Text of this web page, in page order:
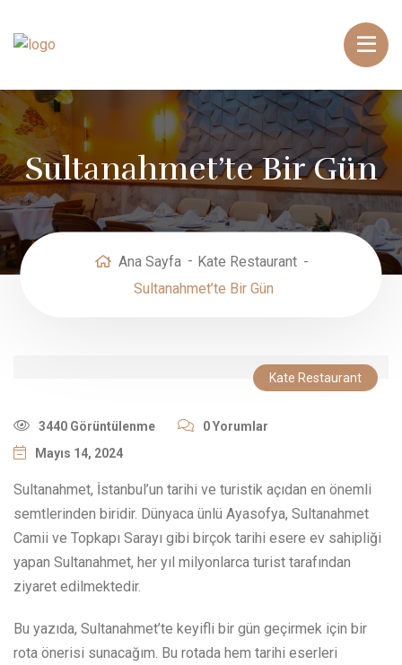
Sultanahmet’te Bir Gün
Ana Sayfa
Kate Restaurant
Sultanahmet’te Bir Gün
Kate Restaurant
3440 Görüntülenme
0 Yorumlar
Mayıs 14, 2024
Sultanahmet, İstanbul’un tarihi ve turistik açıdan en önemli
semtlerinden biridir. Dünyaca ünlü Ayasofya, Sultanahmet
Camii ve Topkapı Sarayı gibi birçok tarihi esere ev sahipliği
yapan Sultanahmet, her yıl milyonlarca turist tarafından
ziyaret edilmektedir.
Bu yazıda, Sultanahmet’te keyifli bir gün geçirmek için bir
rota önerisi sunacağım. Bu rotada hem tarihi eserleri